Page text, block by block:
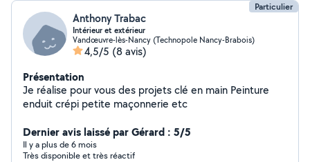
Particulier
Anthony Trabac
Intérieur et extérieur
Vandœuvre-lès-Nancy (Technopole Nancy-Brabois)
4,5/5 (8 avis)
Présentation
Je réalise pour vous des projets clé en main Peinture
enduit crépi petite maçonnerie etc
Dernier avis laissé par Gérard : 5/5
Il y a plus de 6 mois
Très disponible et très réactif